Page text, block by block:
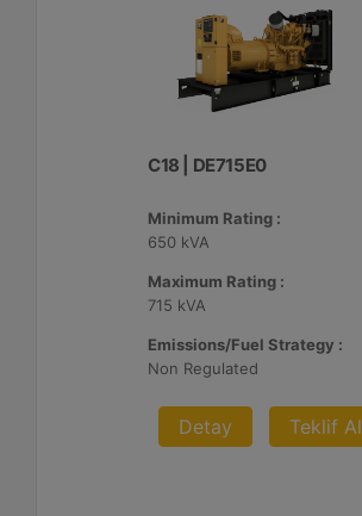
C18 | DE715E0
Minimum Rating :
650 kVA
Maximum Rating :
715 kVA
Emissions/Fuel Strategy :
Non Regulated
Detay Teklif Al